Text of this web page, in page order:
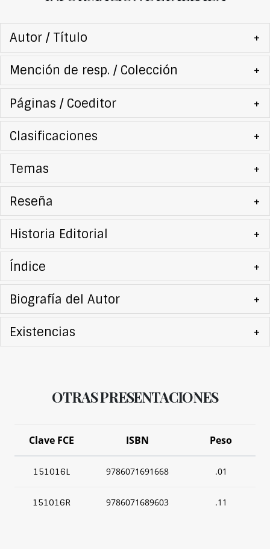
Autor / Título +
Mención de resp. / Colección +
Páginas / Coeditor +
Clasificaciones +
Temas +
Reseña +
Historia Editorial +
Índice +
Biografía del Autor +
Existencias +
OTRAS PRESENTACIONES
Clave FCE ISBN Peso
151016L 9786071691668 .01
151016R 9786071689603 .11